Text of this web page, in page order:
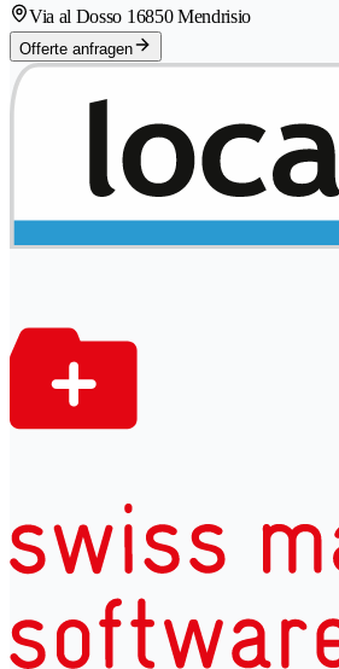
Via al Dosso 16850 Mendrisio
Offerte anfragen